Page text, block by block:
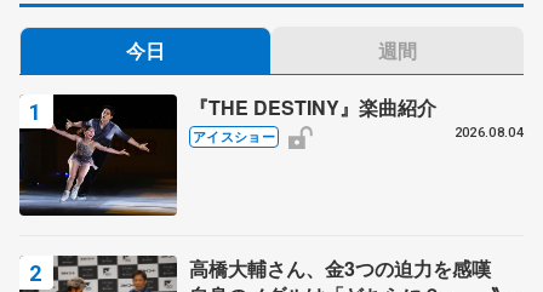
今日 週間
『THE DESTINY』楽曲紹介
アイスショー 2026.08.04
高橋大輔さん、金3つの迫力を感嘆